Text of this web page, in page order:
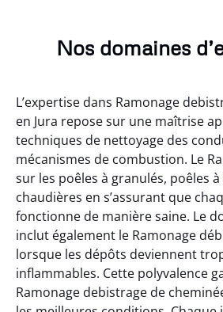
Nos domaines
L’expertise dans Ramonage
en Jura repose sur une maîtrise
techniques de nettoyage des
mécanismes de combustion. Le
sur les poêles à granulés, poêles
chaudières en s’assurant que
fonctionne de manière saine. Le
inclut également le Ramonage
lorsque les dépôts deviennent
inflammables. Cette polyvalence
Ramonage debistrage de